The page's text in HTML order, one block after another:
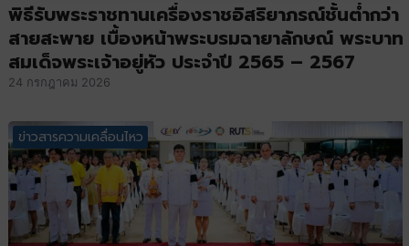
พิธีรับพระราชทานเครื่องราชอิสริยาภรณ์ชั้นต่ำกว่า
สายสะพาย เบื้องหน้าพระบรมฉายาลักษณ์ พระบาท
สมเด็จพระเจ้าอยู่หัว ประจำปี 2565 – 2567
24 กรกฎาคม 2026
ข่าวสารความเคลื่อนไหว